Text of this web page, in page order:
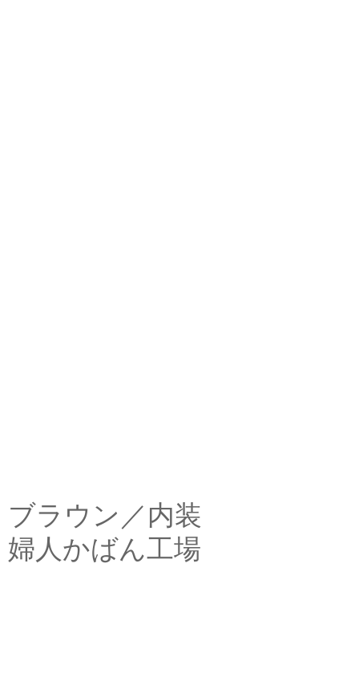
ブラウン／内装
婦人かばん工場